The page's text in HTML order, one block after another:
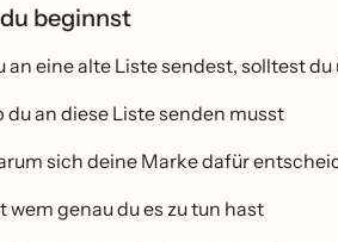
beginnst
an eine alte Liste sendest, solltest
du an diese Liste senden musst
sich deine Marke dafür
wem genau du es zu tun hast